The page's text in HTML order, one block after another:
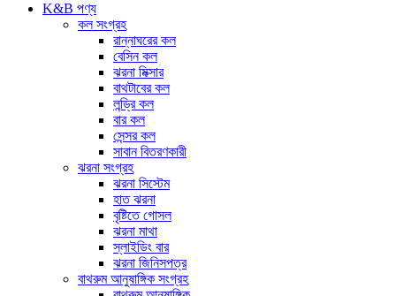
K&B পণ্য
কল সংগ্রহ
রান্নাঘরের কল
বেসিন কল
ঝরনা মিক্সার
বাথটাবের কল
লন্ড্রি কল
বার কল
সেন্সর কল
সাবান বিতরণকারী
ঝরনা সংগ্রহ
ঝরনা সিস্টেম
হাত ঝরনা
বৃষ্টিতে গোসল
ঝরনা মাথা
স্লাইডিং বার
ঝরনা জিনিসপত্র
বাথরুম আনুষাঙ্গিক সংগ্রহ